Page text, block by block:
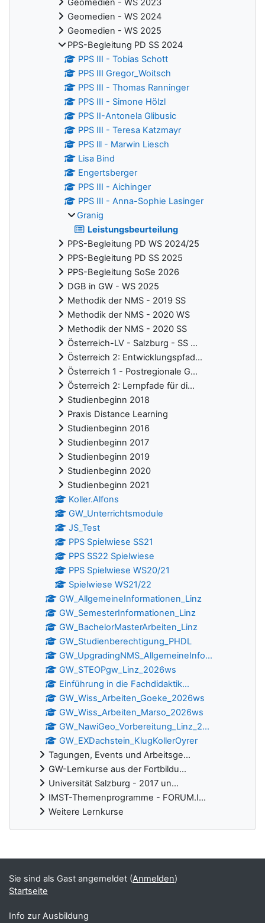
Geomedien - WS 2023
Geomedien - WS 2024
Geomedien - WS 2025
PPS-Begleitung PD SS 2024
PPS III - Tobias Schott
PPS III Gregor_Woitsch
PPS III - Thomas Ranninger
PPS III - Simone Hölzl
PPS II-Antonela Glibusic
PPS III - Teresa Katzmayr
PPS lll - Marwin Liesch
Lisa Bind
Engertsberger
PPS III - Aichinger
PPS III - Anna-Sophie Lasinger
Granig
Leistungsbeurteilung
PPS-Begleitung PD WS 2024/25
PPS-Begleitung PD SS 2025
PPS-Begleitung SoSe 2026
DGB in GW - WS 2025
Methodik der NMS - 2019 SS
Methodik der NMS - 2020 WS
Methodik der NMS - 2020 SS
Österreich-LV - Salzburg - SS ...
Österreich 2: Entwicklungspfad...
Österreich 1 - Postregionale G...
Österreich 2: Lernpfade für di...
Studienbeginn 2018
Praxis Distance Learning
Studienbeginn 2016
Studienbeginn 2017
Studienbeginn 2019
Studienbeginn 2020
Studienbeginn 2021
Koller.Alfons
GW_Unterrichtsmodule
JS_Test
PPS Spielwiese SS21
PPS SS22 Spielwiese
PPS Spielwiese WS20/21
Spielwiese WS21/22
GW_AllgemeineInformationen_Linz
GW_SemesterInformationen_Linz
GW_BachelorMasterArbeiten_Linz
GW_Studienberechtigung_PHDL
GW_UpgradingNMS_AllgemeineInfo...
GW_STEOPgw_Linz_2026ws
Einführung in die Fachdidaktik...
GW_Wiss_Arbeiten_Goeke_2026ws
GW_Wiss_Arbeiten_Marso_2026ws
GW_NawiGeo_Vorbereitung_Linz_2...
GW_EXDachstein_KlugKollerOyrer
Tagungen, Events und Arbeitsge...
GW-Lernkurse aus der Fortbildu...
Universität Salzburg - 2017 un...
IMST-Themenprogramme - FORUM.I...
Weitere Lernkurse
Ergänzungsblöcke
Sie sind als Gast angemeldet (Anmelden)
Startseite
Info zur Ausbildung